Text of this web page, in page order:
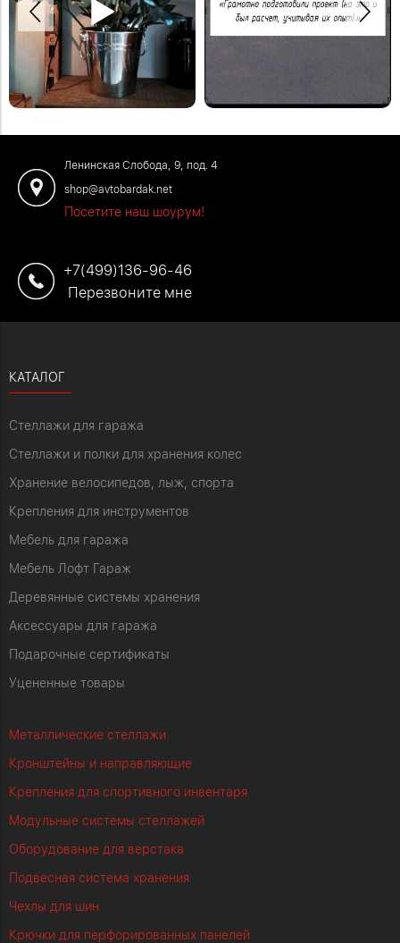
Деревянная модульная полка в
систему стеллажей Woody.
#деревяннаямебель
Спасибо Дмитрию за отзыв!
Ленинская Слобода, 9, под. 4
shop@avtobardak.net
Посетите наш шоурум!
+7(499)136-96-46
Перезвоните мне
КАТАЛОГ
Стеллажи для гаража
Стеллажи и полки для хранения колес
Хранение велосипедов, лыж, спорта
Крепления для инструментов
Мебель для гаража
Мебель Лофт Гараж
Деревянные системы хранения
Аксессуары для гаража
Подарочные сертификаты
Уцененные товары
Металлические стеллажи
Кронштейны и направляющие
Крепления для спортивного инвентаря
Модульные системы стеллажей
Оборудование для верстака
Подвесная система хранения
Чехлы для шин
Крючки для перфорированных панелей